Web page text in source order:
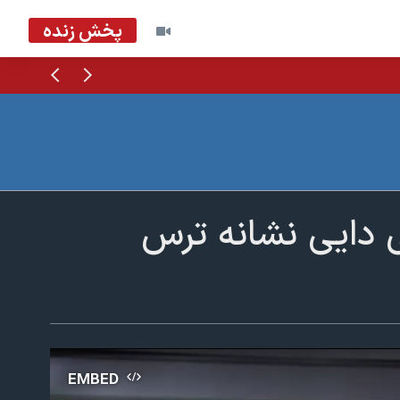
پخش زنده
قبلی
دایی نشانه ترس
EMBED